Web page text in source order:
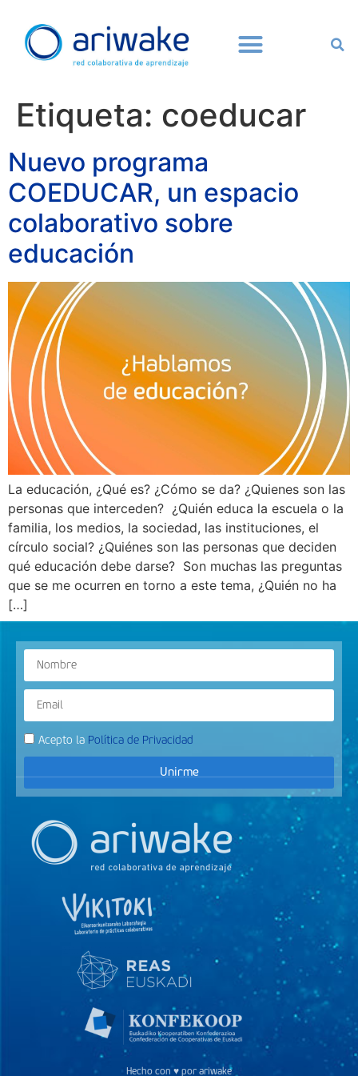
Etiqueta: coeducar
Nuevo programa
COEDUCAR, un espacio
colaborativo sobre
educación
La educación, ¿Qué es? ¿Cómo se da? ¿Quienes son las
personas que interceden? ¿Quién educa la escuela o la
familia, los medios, la sociedad, las instituciones, el
círculo social? ¿Quiénes son las personas que deciden
qué educación debe darse? Son muchas las preguntas
que se me ocurren en torno a este tema, ¿Quién no ha
[…]
Acepto la Política de Privacidad
Unirme
Hecho con ♥ por ariwake